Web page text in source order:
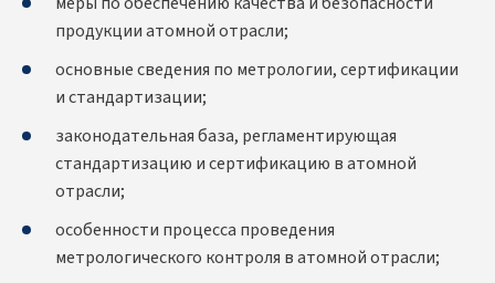
продукции атомной отрасли;
основные сведения по метрологии, сертификации
и стандартизации;
законодательная база, регламентирующая
стандартизацию и сертификацию в атомной
отрасли;
особенности процесса проведения
метрологического контроля в атомной отрасли;